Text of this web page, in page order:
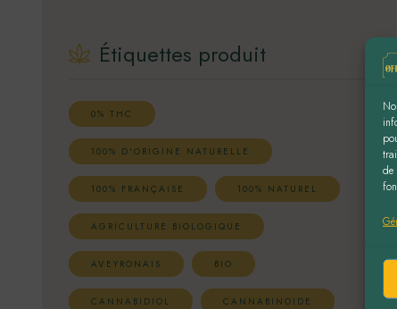
de
Étiquettes produit
0% THC
100% D'ORIGINE NATURELLE
100% FRANÇAISE 100% NATUREL
AGRICULTURE BIOLOGIQUE
AVEYRONAIS BIO
CANNABIDIOL CANNABINOIDE